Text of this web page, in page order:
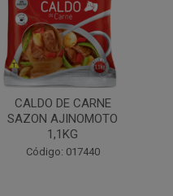
MOLHO DE TOMATE
PIZZA BONARE 1,7KG
Código: 049936